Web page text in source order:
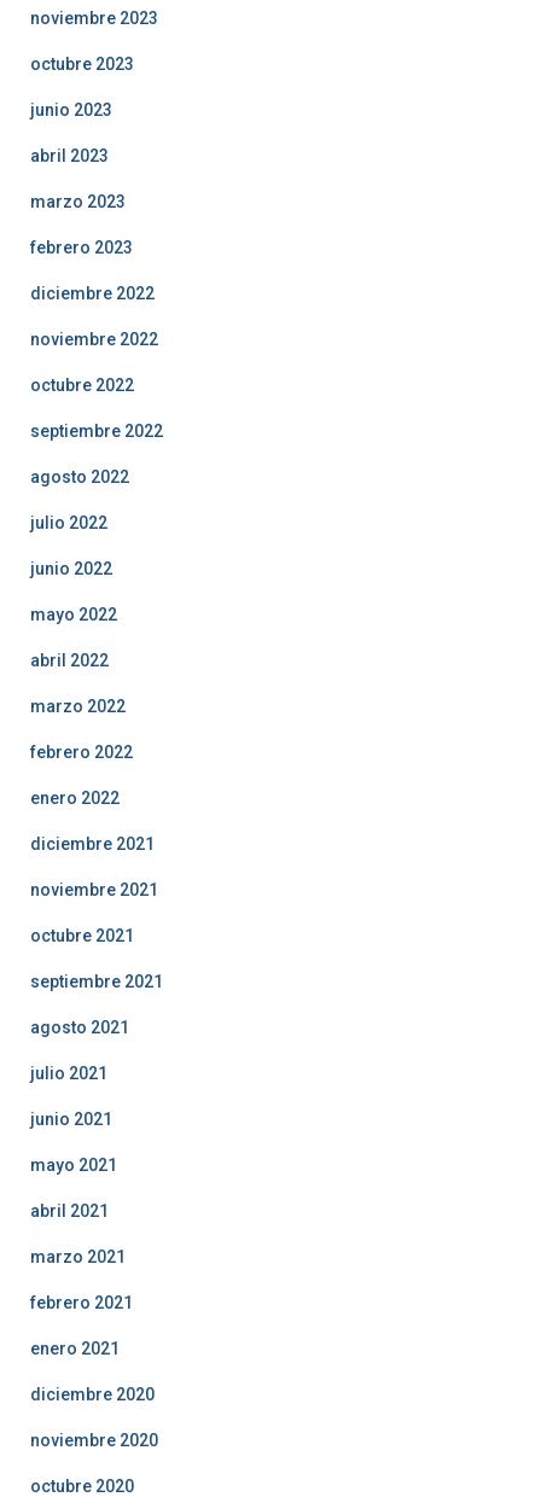
noviembre 2023
octubre 2023
junio 2023
abril 2023
marzo 2023
febrero 2023
diciembre 2022
noviembre 2022
octubre 2022
septiembre 2022
agosto 2022
julio 2022
junio 2022
mayo 2022
abril 2022
marzo 2022
febrero 2022
enero 2022
diciembre 2021
noviembre 2021
octubre 2021
septiembre 2021
agosto 2021
julio 2021
junio 2021
mayo 2021
abril 2021
marzo 2021
febrero 2021
enero 2021
diciembre 2020
noviembre 2020
octubre 2020